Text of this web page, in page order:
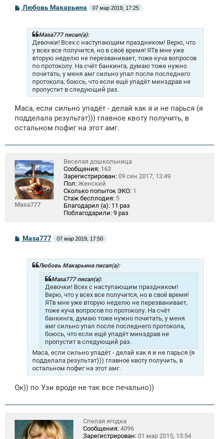
С
о
Любовь Макарьина 07 мар 2019, 17:25
Masa777 писал(а):
Девочки! Всех с наступающим праздником! Верю, что
у всех все получится, но в своё время! ЯТв мне уже
вторую неделю не перезванивает, тоже куча вопросов
по протоколу. На счёт банкинга, думаю тоже нужно
почитать, у меня амг сильно упал после последнего
протокола, боюсь, что если ещё упадёт минздрав не
пропустит в следующий раз.
Маса, если сильно упадёт - делай как я и не парься (я
подделала результат))) главное квоту получить, в
остальном пофиг на этот амг.
Masa777
Веселая дошкольница
Сообщения: 163
Зарегистрирован: 09 сен 2017, 13:49
Пол: Женский
Сколько попыток ЭКО: 1
Стаж бесплодия: 5
Благодарил (а): 11 раз
Поблагодарили: 9 раз
СMasa777 07 мар 2019, 17:50
Любовь Макарьина писал(а):
Masa777 писал(а):
Девочки! Всех с наступающим праздником!
Верю, что у всех все получится, но в своё время!
ЯТв мне уже вторую неделю не перезванивает,
тоже куча вопросов по протоколу. На счёт
банкинга, думаю тоже нужно почитать, у меня
амг сильно упал после последнего протокола,
боюсь, что если ещё упадёт минздрав не
пропустит в следующий раз.
Маса, если сильно упадёт - делай как я и не парься (я
подделала результат))) главное квоту получить, в
остальном пофиг на этот амг.
Ок)) по Узи вроде не так все печально))
Спелая ягодка
Сообщения: 4096
Зарегистрирован: 01 мар 2015, 15:54